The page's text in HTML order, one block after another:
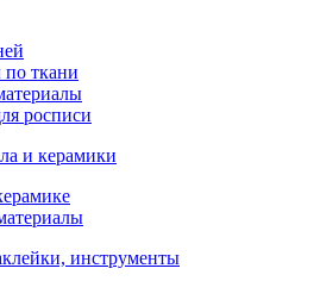
ткани
росписи
и керамики
инструменты